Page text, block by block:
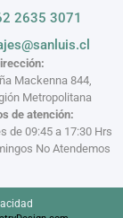
Mackenna 844,
Metropolitana
de atención:
de 09:45 a 17:30 Hrs
No Atendemos
2635 3071